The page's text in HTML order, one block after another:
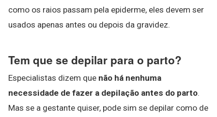
como os raios passam pela epiderme, eles devem ser
usados apenas antes ou depois da gravidez.
Tem que se depilar para o parto?
Especialistas dizem que não há nenhuma
necessidade de fazer a depilação antes do parto.
Mas se a gestante quiser, pode sim se depilar como de